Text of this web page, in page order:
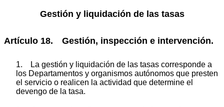
Gestión y liquidación de las tasas
Artículo 18. Gestión, inspección e intervención.
1. La gestión y liquidación de las tasas corresponde a
los Departamentos y organismos autónomos que presten
el servicio o realicen la actividad que determine el
devengo de la tasa.